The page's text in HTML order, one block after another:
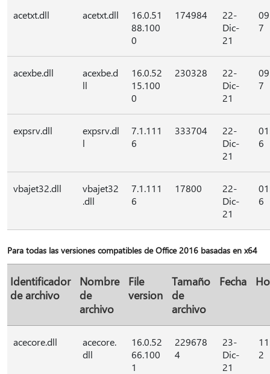
acetxt.dll acetxt.dll
16.0.51
88.100
0
174984
22-
Dic-
21
7
acexbe.dll
acexbe.d
ll
16.0.52
15.100
0
230328
22-
Dic-
21
7
expsrv.dll
expsrv.dl
l
7.1.111
6
333704
22-
Dic-
21
6
vbajet32.dll
vbajet32
.dll
7.1.111
6
17800
22-
Dic-
21
6
Para todas las versiones compatibles de Office 2016 basadas en x64
Identificador
de archivo
Nombre
de
archivo
File
version
Tamaño
de
archivo
Fecha
acecore.dll
acecore.
dll
16.0.52
66.100
1
229678
4
23-
Dic-
21
2